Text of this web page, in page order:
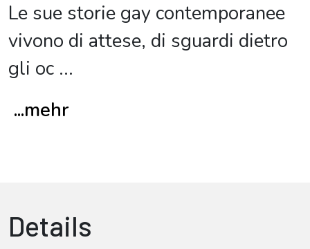
Le sue storie gay contemporanee
vivono di attese, di sguardi dietro
gli oc ...
...mehr
Details